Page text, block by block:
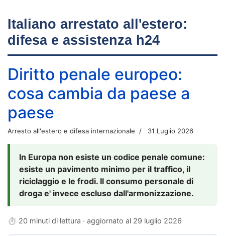
Italiano arrestato all'estero:
difesa e assistenza h24
Diritto penale europeo:
cosa cambia da paese a
paese
Arresto all'estero e difesa internazionale 31 Luglio 2026
In Europa non esiste un codice penale comune:
esiste un pavimento minimo per il traffico, il
riciclaggio e le frodi. Il consumo personale di
droga e' invece escluso dall'armonizzazione.
⏱ 20 minuti di lettura · aggiornato al 29 luglio 2026